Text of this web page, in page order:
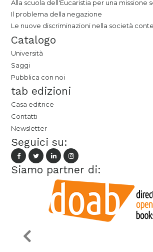
Alla scuola dell'Eucaristia per una missione
Il problema della negazione
Le nuove discriminazioni nella società
Catalogo
Università
Saggi
Pubblica con noi
tab edizioni
Casa editrice
Contatti
Newsletter
Seguici su:
Siamo partner di: